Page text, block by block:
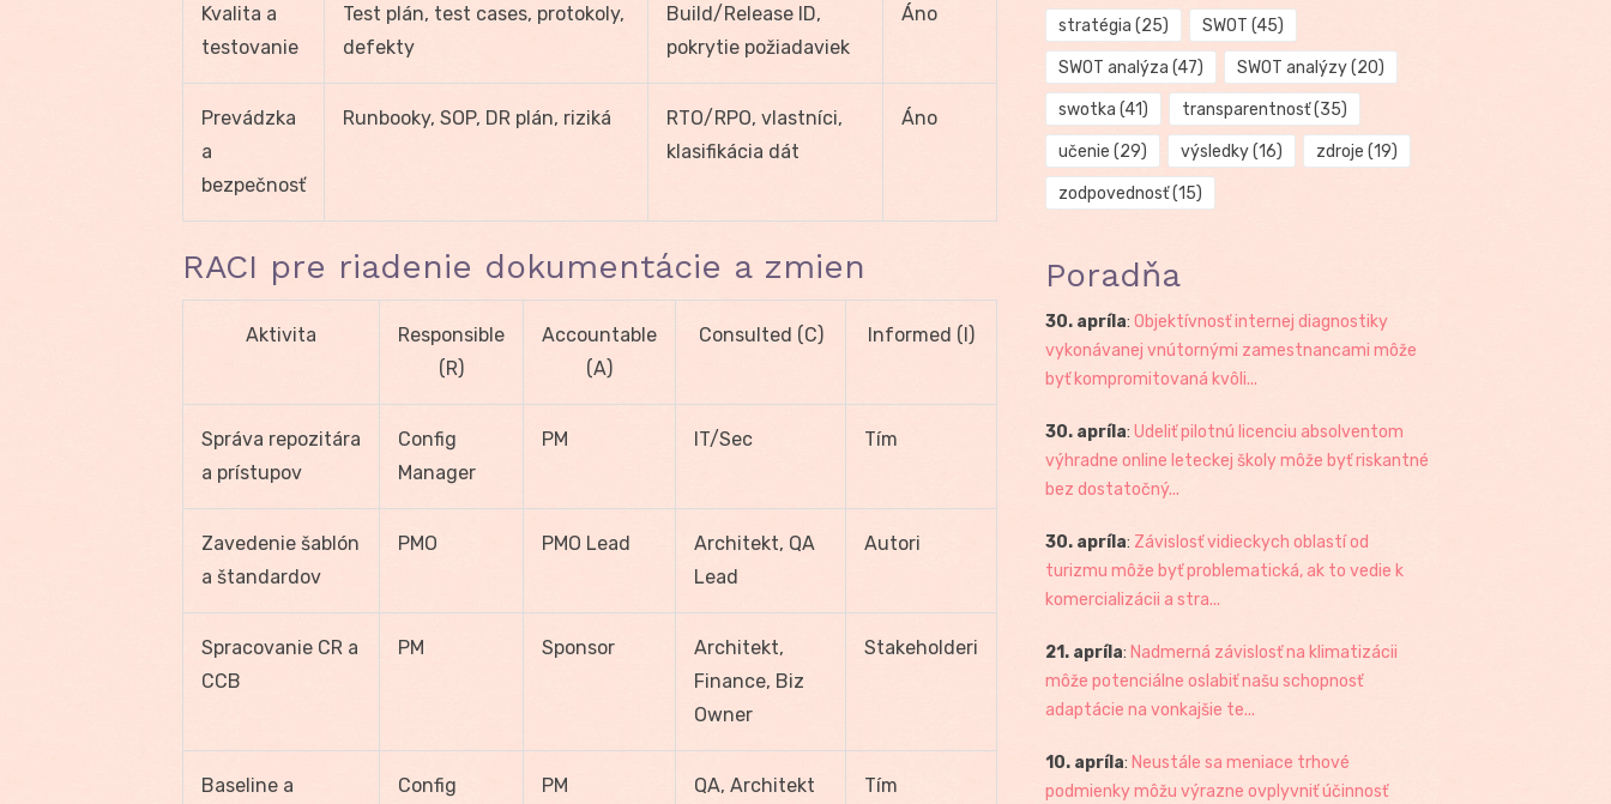
Kvalita a
testovanie
Test plán, test cases, protokoly,
defekty
Build/Release ID,
pokrytie požiadaviek
Áno
Prevádzka
a
bezpečnosť
Runbooky, SOP, DR plán, riziká
RTO/RPO, vlastníci,
klasifikácia dát
Áno
RACI pre riadenie dokumentácie a zmien
Aktivita
Responsible
(R)
Accountable
(A)
Consulted (C) Informed (I)
Správa repozitára
a prístupov
Config
Manager
PM IT/Sec Tím
Zavedenie šablón
a štandardov
PMO PMO Lead
Architekt, QA
Lead
Autori
Spracovanie CR a
CCB
PM Sponsor
Architekt,
Finance, Biz
Owner
Stakeholderi
Baseline a
Config
PM QA, Architekt Tím
stratégia (25) SWOT (45)
SWOT analýza (47) SWOT analýzy(20)
swotka (41) transparentnosť(35)
učenie (29) výsledky(16) zdroje (19)
zodpovednosť(15)
Poradňa
30. apríla: Objektívnosť internej diagnostiky
vykonávanej vnútornými zamestnancami môže
byť kompromitovaná kvôli...
30. apríla: Udeliť pilotnú licenciu absolventom
výhradne online leteckej školy môže byť riskantné
bez dostatočný...
30. apríla: Závislosť vidieckych oblastí od
turizmu môže byť problematická, ak to vedie k
komercializácii a stra...
21. apríla: Nadmerná závislosť na klimatizácii
môže potenciálne oslabiť našu schopnosť
adaptácie na vonkajšie te...
10. apríla: Neustále sa meniace trhové
podmienky môžu výrazne ovplyvniť účinnosť